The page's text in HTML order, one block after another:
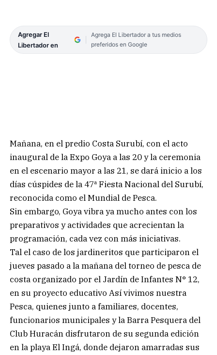
Agregar El
Libertador en
Agrega El Libertador a tus medios
preferidos en Google
Mañana, en el predio Costa Surubí, con el acto
inaugural de la Expo Goya a las 20 y la ceremonia
en el escenario mayor a las 21, se dará inicio a los
días cúspides de la 47ª Fiesta Nacional del Surubí,
reconocida como el Mundial de Pesca.
Sin embargo, Goya vibra ya mucho antes con los
preparativos y actividades que acrecientan la
programación, cada vez con más iniciativas.
Tal el caso de los jardineritos que participaron el
jueves pasado a la mañana del torneo de pesca de
costa organizado por el Jardín de Infantes N° 12,
en su proyecto educativo Así vivimos nuestra
Pesca, quienes junto a familiares, docentes,
funcionarios municipales y la Barra Pesquera del
Club Huracán disfrutaron de su segunda edición
en la playa El Ingá, donde dejaron amarradas sus